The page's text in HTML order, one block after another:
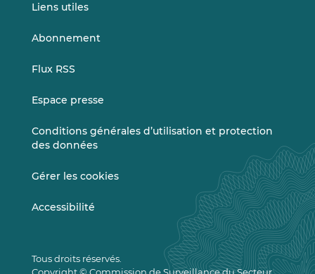
Liens utiles
Abonnement
Flux RSS
Espace presse
Conditions générales d’utilisation et protection
des données
Gérer les cookies
Accessibilité
Tous droits réservés.